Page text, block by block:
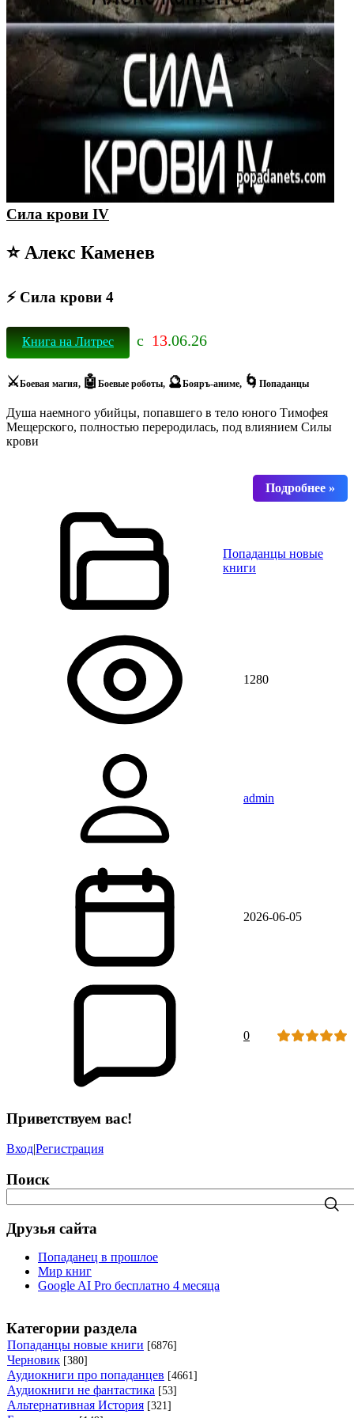
Сила крови IV
⭐ Алекс Каменев
⚡ Сила крови 4
Книга на Литрес с 13.06.26
⚔️Боевая магия, 🤖 Боевые роботы, 🔮Бояръ-аниме, 🌀 Попаданцы
Душа наемного убийцы, попавшего в тело юного Тимофея
Мещерского, полностью переродилась, под влиянием Силы
крови
Попаданцы новые
книги
1280
admin
2026-06-05
0
Приветствуем вас!
Вход|Регистрация
Поиск
Друзья сайта
Попаданец в прошлое
Мир книг
Google AI Pro бесплатно 4 месяца
Категории раздела
Попаданцы новые книги [6876]
Черновик [380]
Аудиокниги про попаданцев [4661]
Аудиокниги не фантастика [53]
Альтернативная История [321]